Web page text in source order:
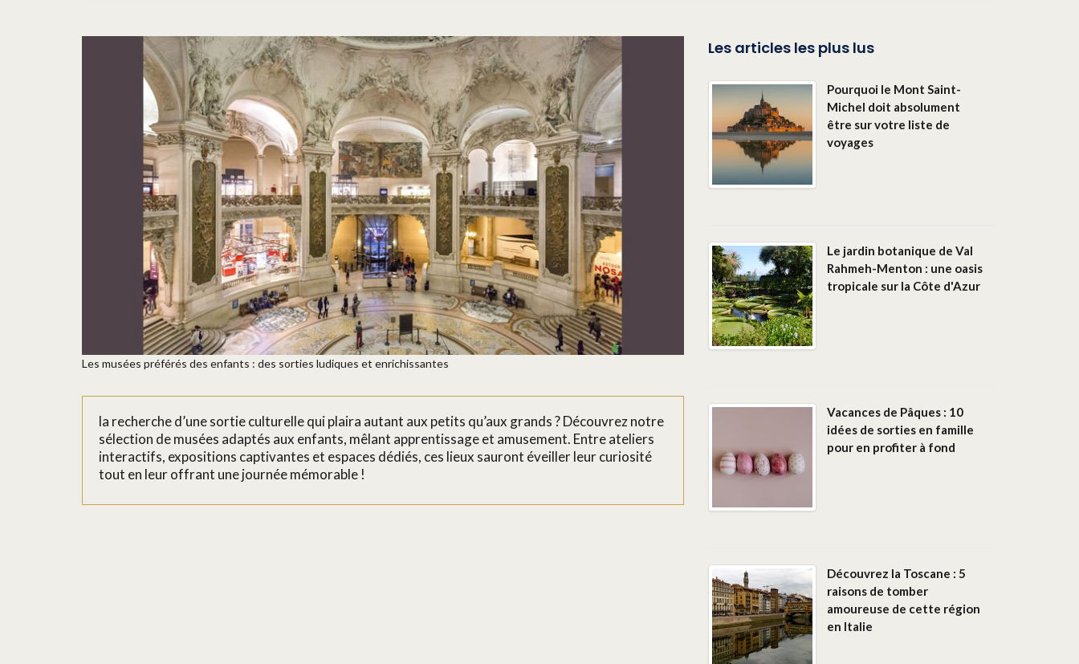
Les musées préférés des enfants : des sorties ludiques et enrichissantes
la recherche d’une sortie culturelle qui plaira autant aux petits qu’aux grands ? Découvrez notre
sélection de musées adaptés aux enfants, mêlant apprentissage et amusement. Entre ateliers
interactifs, expositions captivantes et espaces dédiés, ces lieux sauront éveiller leur curiosité
tout en leur offrant une journée mémorable !
Les articles les plus lus
Pourquoi le Mont Saint-
Michel doit absolument
être sur votre liste de
voyages
Le jardin botanique de Val
Rahmeh-Menton : une oasis
tropicale sur la Côte d'Azur
Vacances de Pâques : 10
idées de sorties en famille
pour en profiter à fond
Découvrez la Toscane : 5
raisons de tomber
amoureuse de cette région
en Italie